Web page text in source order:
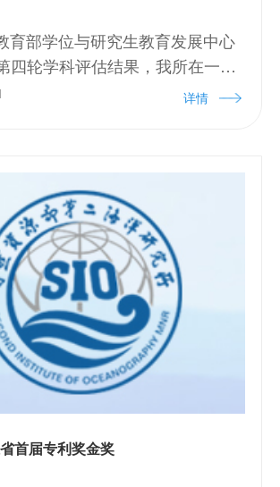
部学位与研究生教育发展中心
四轮学科评估结果，我所在一级
的评估中成绩优异，获得B+，在
详情
首届专利奖金奖